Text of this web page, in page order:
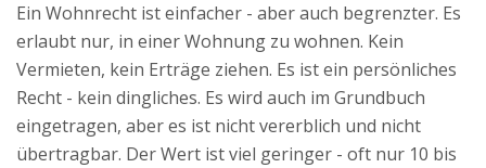
Ein Wohnrecht ist einfacher - aber auch begrenzter. Es
erlaubt nur, in einer Wohnung zu wohnen. Kein
Vermieten, kein Erträge ziehen. Es ist ein persönliches
Recht - kein dingliches. Es wird auch im Grundbuch
eingetragen, aber es ist nicht vererblich und nicht
übertragbar. Der Wert ist viel geringer - oft nur 10 bis